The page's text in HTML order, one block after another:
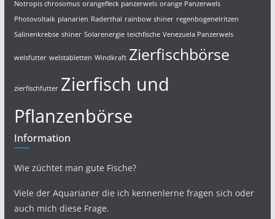
Notropis chrosomus orangefleck panzerwels orange Panzerwels
Photovoltaik planarien Raderthal rainbow shiner regenbogenelritzen
Salinenkrebse shiner Solarenergie teichfische Venezuela Panzerwels
welsfutter welstabletten Windkraft Zierfischbörse
zierfischfutter Zierfisch und
Pflanzenbörse
Information
Wie züchtet man gute Fische?
Viele der Aquarianer die ich kennenlerne fragen sich oder
auch mich diese Frage.